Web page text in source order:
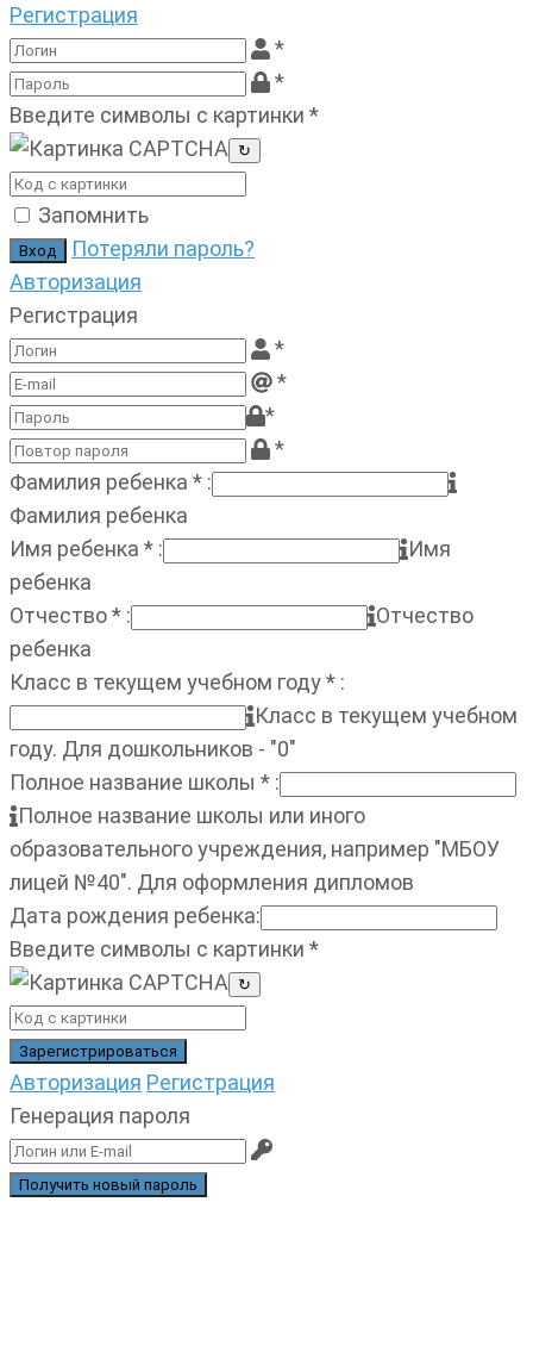
Регистрация
*
*
Введите символы с картинки *
↻
Запомнить
Потеряли пароль?
Авторизация
Регистрация
*
*
*
*
Фамилия ребенка * :
Фамилия ребенка
Имя ребенка * :
Имя
ребенка
Отчество* :
Отчество
ребенка
Класс в текущем учебном году* :
Класс в текущем учебном
году. Для дошкольников - "0"
Полное название школы * :
Полное название школы или иного
образовательного учреждения, например "МБОУ
лицей №40". Для оформления дипломов
Дата рождения ребенка:
Введите символы с картинки *
↻
Авторизация Регистрация
Генерация пароля